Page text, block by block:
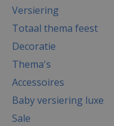
Versiering
Totaal thema feest
Decoratie
Thema's
Accessoires
Baby versiering luxe
Sale